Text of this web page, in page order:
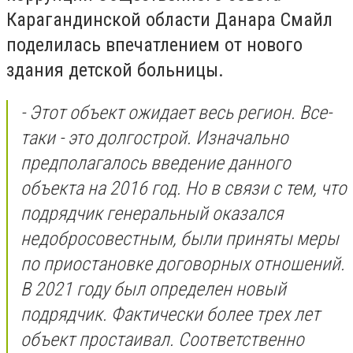
Карагандинской области Данара Смайл
поделилась впечатлением от нового
здания детской больницы.
- Этот объект ожидает весь регион. Все-
таки - это долгострой. Изначально
предполагалось введение данного
объекта на 2016 год. Но в связи с тем, что
подрядчик генеральный оказался
недобросовестным, были приняты меры
по приостановке договорных отношений.
В 2021 году был определен новый
подрядчик. Фактически более трех лет
объект простаивал. Соответственно